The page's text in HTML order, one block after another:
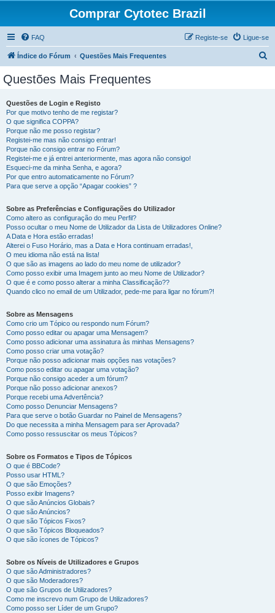
Comprar Cytotec Brazil
FAQ Ligue-se
Registe-se
Índice do Fórum Questões Mais Frequentes
Questões Mais Frequentes
Questões de Login e Registo
Por que motivo tenho de me registar?
O que significa COPPA?
Porque não me posso registar?
Registei-me mas não consigo entrar!
Porque não consigo entrar no Fórum?
Registei-me e já entrei anteriormente, mas agora não consigo!
Esqueci-me da minha Senha, e agora?
Por que entro automaticamente no Fórum?
Para que serve a opção “Apagar cookies” ?
Sobre as Preferências e Configurações do Utilizador
Como altero as configuração do meu Perfil?
Posso ocultar o meu Nome de Utilizador da Lista de Utilizadores Online?
A Data e Hora estão erradas!
Alterei o Fuso Horário, mas a Data e Hora continuam erradas!,
O meu idioma não está na lista!
O que são as imagens ao lado do meu nome de utilizador?
Como posso exibir uma Imagem junto ao meu Nome de Utilizador?
O que é e como posso alterar a minha Classificação??
Quando clico no email de um Utilizador, pede-me para ligar no fórum?!
Sobre as Mensagens
Como crio um Tópico ou respondo num Fórum?
Como posso editar ou apagar uma Mensagem?
Como posso adicionar uma assinatura às minhas Mensagens?
Como posso criar uma votação?
Porque não posso adicionar mais opções nas votações?
Como posso editar ou apagar uma votação?
Porque não consigo aceder a um fórum?
Porque não posso adicionar anexos?
Porque recebi uma Advertência?
Como posso Denunciar Mensagens?
Para que serve o botão Guardar no Painel de Mensagens?
Do que necessita a minha Mensagem para ser Aprovada?
Como posso ressuscitar os meus Tópicos?
Sobre os Formatos e Tipos de Tópicos
O que é BBCode?
Posso usar HTML?
O que são Emoções?
Posso exibir Imagens?
O que são Anúncios Globais?
O que são Anúncios?
O que são Tópicos Fixos?
O que são Tópicos Bloqueados?
O que são ícones de Tópicos?
Sobre os Níveis de Utilizadores e Grupos
O que são Administradores?
O que são Moderadores?
O que são Grupos de Utilizadores?
Como me inscrevo num Grupo de Utilizadores?
Como posso ser Líder de um Grupo?